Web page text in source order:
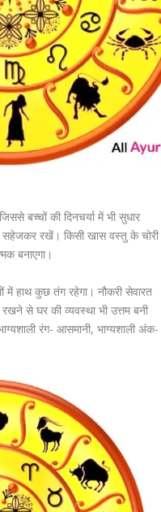
बच्चों की दिनचर्या में भी सुधार
सहेजकर रखें। किसी खास वस्तु के चोरी
बनाएगा।
हाथ कुछ तंग रहेगा। नौकरी सेवारत
से घर की व्यवस्था भी उत्तम बनी
रंग- आसमानी, भाग्यशाली अंक-